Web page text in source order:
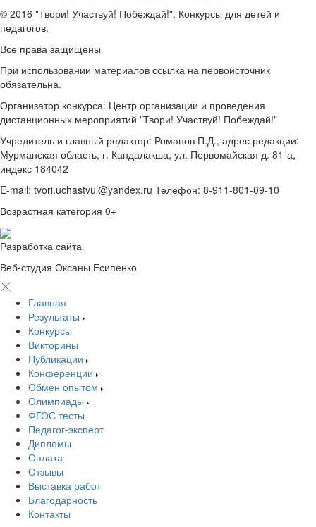
© 2016 "Твори! Участвуй! Побеждай!". Конкурсы для детей и
педагогов.
Все права защищены
При использовании материалов ссылка на первоисточник
обязательна.
Организатор конкурса: Центр организации и проведения
дистанционных мероприятий "Твори! Участвуй! Побеждай!"
Учредитель и главный редактор: Романов П.Д., адрес редакции:
Мурманская область, г. Кандалакша, ул. Первомайская д. 81-а,
индекс 184042
E-mail: tvori.uchastvui@yandex.ru Телефон: 8-911-801-09-10
Возрастная категория 0+
Разработка сайта
Веб-студия Оксаны Есипенко
Главная
Результаты
Конкурсы
Викторины
Публикации
Конференции
Обмен опытом
Олимпиады
ФГОС тесты
Педагог-эксперт
Дипломы
Оплата
Отзывы
Выставка работ
Благодарность
Контакты